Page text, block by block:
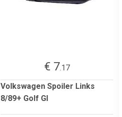
€ 7.17
Volkswagen Spoiler Links
8/89+ Golf Gl